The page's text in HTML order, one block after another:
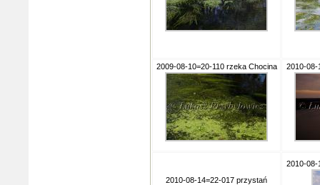
2009-08-10=20-110 rzeka Chocina 2010-08-
2010-08-14=22-017 przystań
2010-08-